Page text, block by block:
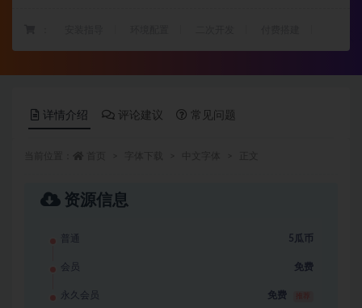
详情介绍 评论建议 常见问题
资源信息
普通 5瓜币
会员 免费
永久会员 免费